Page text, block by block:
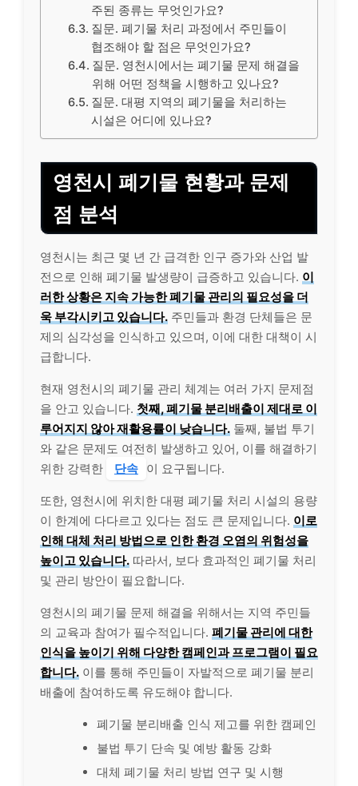
주된 종류는 무엇인가요?
질문. 폐기물 처리 과정에서 주민들이
협조해야 할 점은 무엇인가요?
질문. 영천시에서는 폐기물 문제 해결을
위해 어떤 정책을 시행하고 있나요?
질문. 대평 지역의 폐기물을 처리하는
시설은 어디에 있나요?
영천시 폐기물 현황과 문제
점 분석
영천시는 최근 몇 년 간 급격한 인구 증가와 산업 발
전으로 인해 폐기물 발생량이 급증하고 있습니다. 이
러한 상황은 지속 가능한 폐기물 관리의 필요성을 더
욱 부각시키고 있습니다. 주민들과 환경 단체들은 문
제의 심각성을 인식하고 있으며, 이에 대한 대책이 시
급합니다.
현재 영천시의 폐기물 관리 체계는 여러 가지 문제점
을 안고 있습니다. 첫째, 폐기물 분리배출이 제대로 이
루어지지 않아 재활용률이 낮습니다. 둘째, 불법 투기
와 같은 문제도 여전히 발생하고 있어, 이를 해결하기
위한 강력한
단속 이 요구됩니다.
또한, 영천시에 위치한 대평 폐기물 처리 시설의 용량
이 한계에 다다르고 있다는 점도 큰 문제입니다. 이로
인해 대체 처리 방법으로 인한 환경 오염의 위험성을
높이고 있습니다. 따라서, 보다 효과적인 폐기물 처리
및 관리 방안이 필요합니다.
영천시의 폐기물 문제 해결을 위해서는 지역 주민들
의 교육과 참여가 필수적입니다. 폐기물 관리에 대한
인식을 높이기 위해 다양한 캠페인과 프로그램이 필요
합니다. 이를 통해 주민들이 자발적으로 폐기물 분리
배출에 참여하도록 유도해야 합니다.
폐기물 분리배출 인식 제고를 위한 캠페인
불법 투기 단속 및 예방 활동 강화
대체 폐기물 처리 방법 연구 및 시행